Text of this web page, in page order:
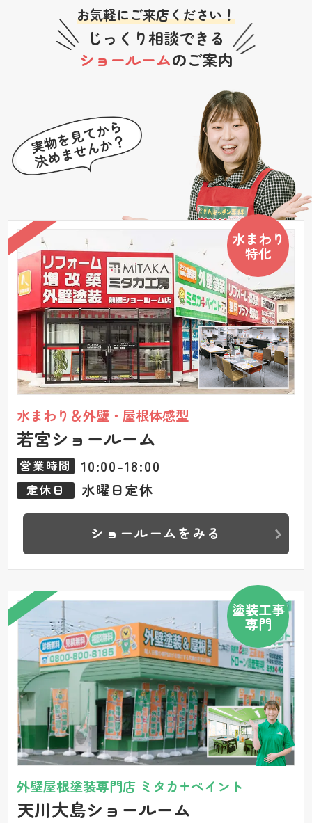
お気軽にご来店ください！
じっくり相談できる
ショールームのご案内
水まわり＆外壁・屋根体感型
若宮ショールーム
水まわり
特化
営業時間 10:00-18:00
定休日 水曜日定休
ショールームをみる
外壁屋根塗装専門店 ミタカ+ペイント
天川大島ショールーム
塗装工事
専門